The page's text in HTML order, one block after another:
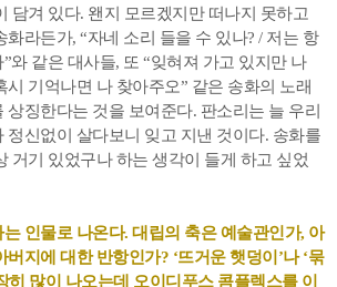
담겨 있다. 왠지 모르겠지만 떠나지 못하고
화라든가, “자네 소리 들을 수 있나? / 저는 항
와 같은 대사들, 또 “잊혀져 가고 있지만 나
시 기억나면 나 찾아주오” 같은 송화의 노래
상징한다는 것을 보여준다. 판소리는 늘 우리
정신없이 살다보니 잊고 지낸 것이다. 송화를
거기 있었구나 하는 생각이 들게 하고 싶었
인물로 나온다. 대립의 축은 예술관인가, 아
지에 대한 반항인가? ‘뜨거운 햇덩이’나 ‘묶
히 많이 나오는데 오이디푸스 콤플렉스를 이